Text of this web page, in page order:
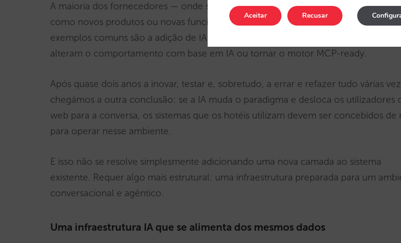
A maioria dos fornecedores — onde se inclui a Mirai — interpretou inicialmente a
como novos produtos ou novas funcionalidades sobre a infraestrutura atual. Alguns
exemplos comuns são a adição de IA ao chatbot, funcionalidades no motor web
alteram o comportamento com base em IA ou tornar o motor MCP-ready.
Após quase dois anos a inovar, testar e, sobretudo, a errar e refazer tudo várias
chegámos a outra conclusão: se a IA muda o paradigma e desloca os utilizadores
web para a conversa, os sistemas que os hotéis utilizam devem ser concebidos de
para operar nesse ambiente.
E isso não se resolve simplesmente adicionando uma nova camada ao sistema
existente. Requer algo mais estrutural: uma infraestrutura preparada para um
conversacional e agêntico.
Uma infraestrutura IA que se alimenta dos mesmos dados
Aceitar Recusar